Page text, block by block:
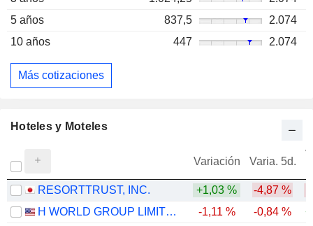
5 años
837,5
2.074
10 años
447 2.074
Más cotizaciones
Hoteles y Moteles
Variación Varia. 5d.
RESORTTRUST, INC. +1,03 % -4,87 %
H WORLD GROUP LIMITED
-1,11 % -0,84 %